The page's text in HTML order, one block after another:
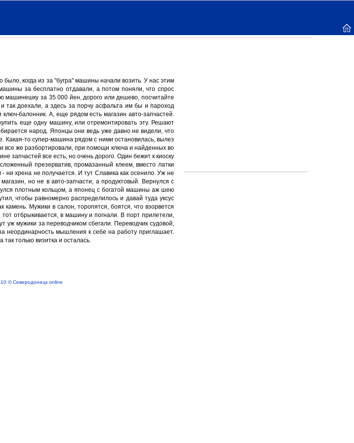
было, когда из за "бугра" машины начали возить. У нас этим
за бесплатно отдавали, а потом поняли, что спрос
машинешку за 35 000 йен, дорого или дешево, посчитайте
так доехали, а здесь за порчу асфальта им бы и пароход
ключ-балонник. А, еще рядом есть магазин авто-запчастей.
еще одну машину, или отремонтировать эту. Решают
народ. Японцы они ведь уже давно не видели, что
Какая-то супер-машина рядом с ними остановилась, вылез
все же разбортировали, при помощи ключа и найденных во
запчастей все есть, но очень дорого. Один бежит к киоску
презерватив, промазанный клеем, вместо латки
ни хрена не получается. И тут Славика как осенило. Уж не
но не в авто-запчасти, а продуктовый. Вернулся с
плотным кольцом, а японец с богатой машины аж шею
чтобы равномерно распределилось и давай туда уксус
Мужики в салон, торопятся, боятся, что взорвется
отбрыкивается, в машину и погнали. В порт прилетели,
уж мужики за переводчиком сбегали. Переводчик судовой,
неординарность мышления к себе на работу приглашает.
только визитка и осталась.
© Северодонецк online